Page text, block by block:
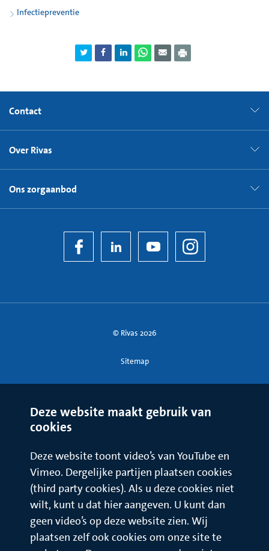
met een bijzondere eigenschap: hij kan een stofje aanmaken
aantal in Nederland gangbare antibiotica af te breken. Het
antibioticum verliest hierdoor zijn werking en de bacterie
Een bijzondere eigenschap van ESBL is dat het van de ene
soort bacterie naar de andere soort bacterie kan verspreiden.
genomen.
Infectiepreventie
Contact
Over Rivas
Ons zorgaanbod
© Rivas 2026
Sitemap
Deze website maakt gebruik van
cookies
Deze website toont video’s van YouTube en
Vimeo. Dergelijke partijen plaatsen cookies
(third party cookies). Als u deze cookies niet
wilt, kunt u dat hier aangeven. U kunt dan
geen video’s op deze website zien. Wij
plaatsen zelf ook cookies om onze site te